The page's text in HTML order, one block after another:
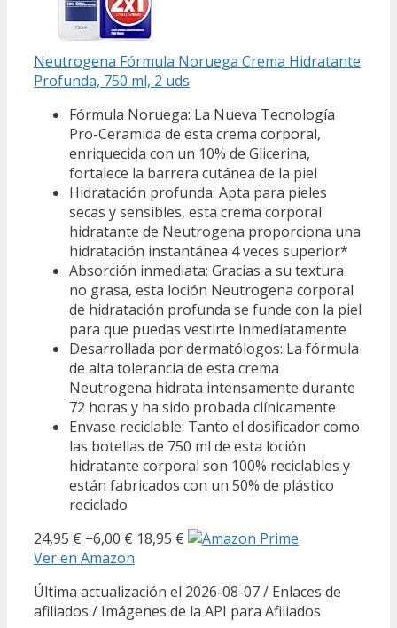
Neutrogena Fórmula Noruega Crema Hidratante
Profunda, 750 ml, 2 uds
Fórmula Noruega: La Nueva Tecnología
Pro-Ceramida de esta crema corporal,
enriquecida con un 10% de Glicerina,
fortalece la barrera cutánea de la piel
Hidratación profunda: Apta para pieles
secas y sensibles, esta crema corporal
hidratante de Neutrogena proporciona una
hidratación instantánea 4 veces superior*
Absorción inmediata: Gracias a su textura
no grasa, esta loción Neutrogena corporal
de hidratación profunda se funde con la piel
para que puedas vestirte inmediatamente
Desarrollada por dermatólogos: La fórmula
de alta tolerancia de esta crema
Neutrogena hidrata intensamente durante
72 horas y ha sido probada clínicamente
Envase reciclable: Tanto el dosificador como
las botellas de 750 ml de esta loción
hidratante corporal son 100% reciclables y
están fabricados con un 50% de plástico
reciclado
24,95 € −6,00 € 18,95 €
Ver en Amazon
Última actualización el 2026-08-07 / Enlaces de
afiliados / Imágenes de la API para Afiliados